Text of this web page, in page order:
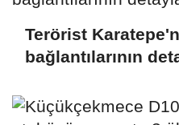
Terörist
bağlantılarının